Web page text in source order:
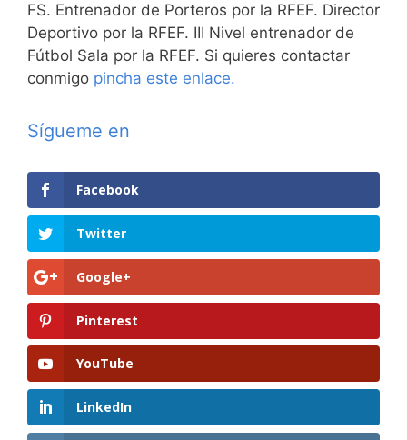
FS. Entrenador de Porteros por la RFEF. Director
Deportivo por la RFEF. III Nivel entrenador de
Fútbol Sala por la RFEF. Si quieres contactar
conmigo pincha este enlace.
Sígueme en
Facebook
Twitter
Google+
Pinterest
YouTube
LinkedIn